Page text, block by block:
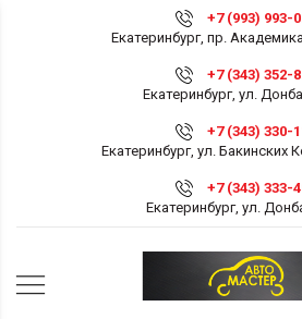
+7 (993) 993-
Екатеринбург, пр.
+7 (343) 352-
Екатеринбург, ул.
+7 (343) 330-
Екатеринбург, ул. Бакинских
+7 (343) 333-
Екатеринбург, ул.